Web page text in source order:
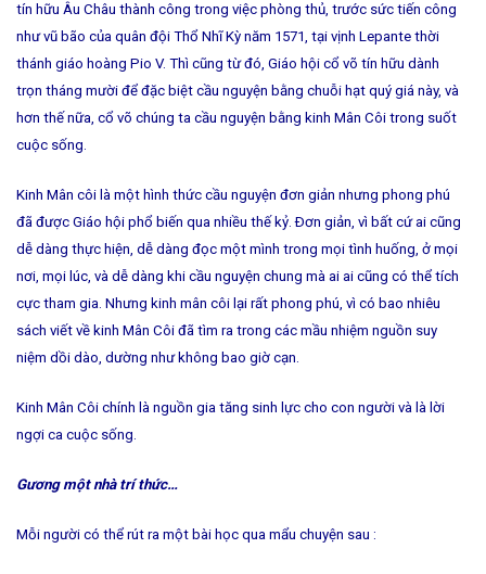
tín hữu Âu Châu thành công trong việc phòng thủ, trước sức tiến công
như vũ bão của quân đội Thổ Nhĩ Kỳ năm 1571, tại vịnh Lepante thời
thánh giáo hoàng Pio V. Thì cũng từ đó, Giáo hội cổ võ tín hữu dành
trọn tháng mười để đặc biệt cầu nguyện bằng chuỗi hạt quý giá này, và
hơn thế nữa, cổ võ chúng ta cầu nguyện bằng kinh Mân Côi trong suốt
cuộc sống.
Kinh Mân côi là một hình thức cầu nguyện đơn giản nhưng phong phú
đã được Giáo hội phổ biến qua nhiều thế kỷ. Ðơn giản, vì bất cứ ai cũng
dễ dàng thực hiện, dễ dàng đọc một mình trong mọi tình huống, ở mọi
nơi, mọi lúc, và dễ dàng khi cầu nguyện chung mà ai ai cũng có thể tích
cực tham gia. Nhưng kinh mân côi lại rất phong phú, vì có bao nhiêu
sách viết về kinh Mân Côi đã tìm ra trong các mầu nhiệm nguồn suy
niệm dồi dào, dường như không bao giờ cạn.
Kinh Mân Côi chính là nguồn gia tăng sinh lực cho con người và là lời
ngợi ca cuộc sống.
Gương một nhà trí thức…
Mỗi người có thể rút ra một bài học qua mẩu chuyện sau :